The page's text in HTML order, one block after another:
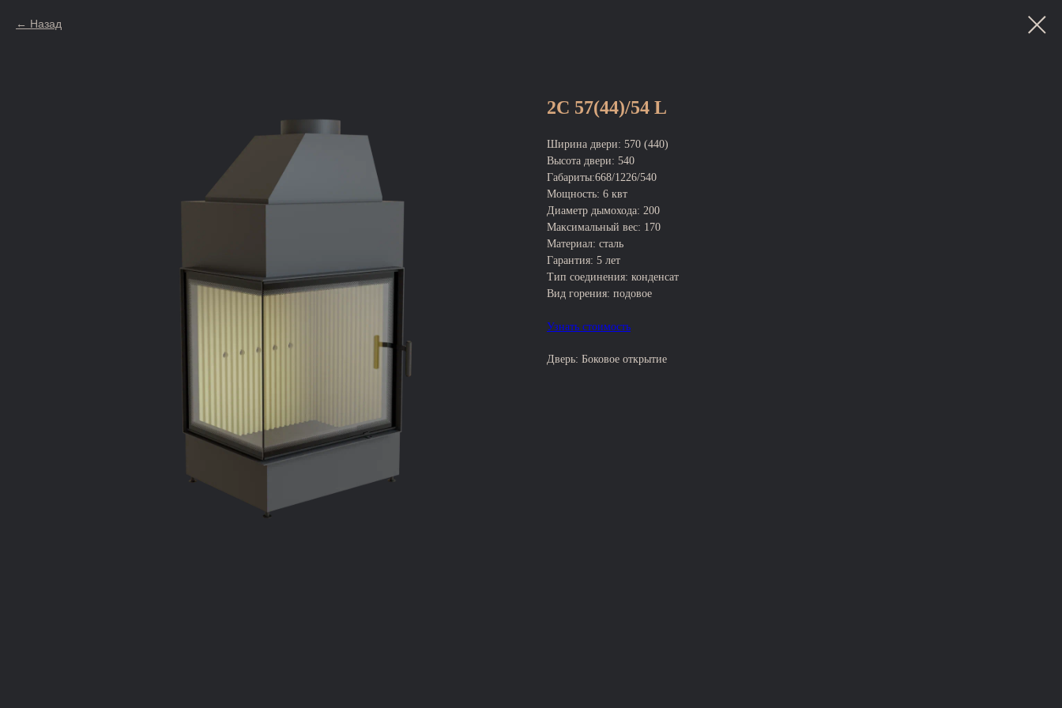
Назад
2С 57(44)/54 L
Ширина двери: 570 (440)
Высота двери: 540
Габариты:668/1226/540
Мощность: 6 квт
Диаметр дымохода: 200
Максимальный вес: 170
Материал: сталь
Гарантия: 5 лет
Тип соединения: конденсат
Вид горения: подовое
Узнать стоимость
Дверь: Боковое открытие